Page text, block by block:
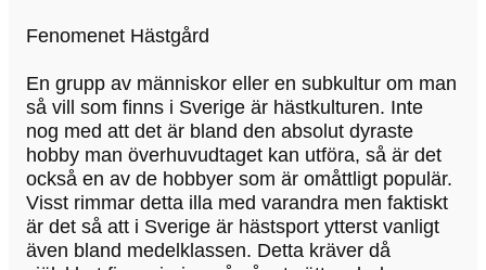
Fenomenet Hästgård
En grupp av människor eller en subkultur om man
så vill som finns i Sverige är hästkulturen. Inte
nog med att det är bland den absolut dyraste
hobby man överhuvudtaget kan utföra, så är det
också en av de hobbyer som är omåttligt populär.
Visst rimmar detta illa med varandra men faktiskt
är det så att i Sverige är hästsport ytterst vanligt
även bland medelklassen. Detta kräver då